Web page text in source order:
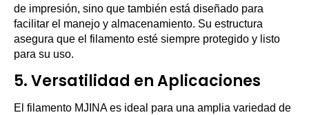
de impresión, sino que también está diseñado para
facilitar el manejo y almacenamiento. Su estructura
asegura que el filamento esté siempre protegido y listo
para su uso.
5.Versatilidad en Aplicaciones
El filamento MJINA es ideal para una amplia variedad de